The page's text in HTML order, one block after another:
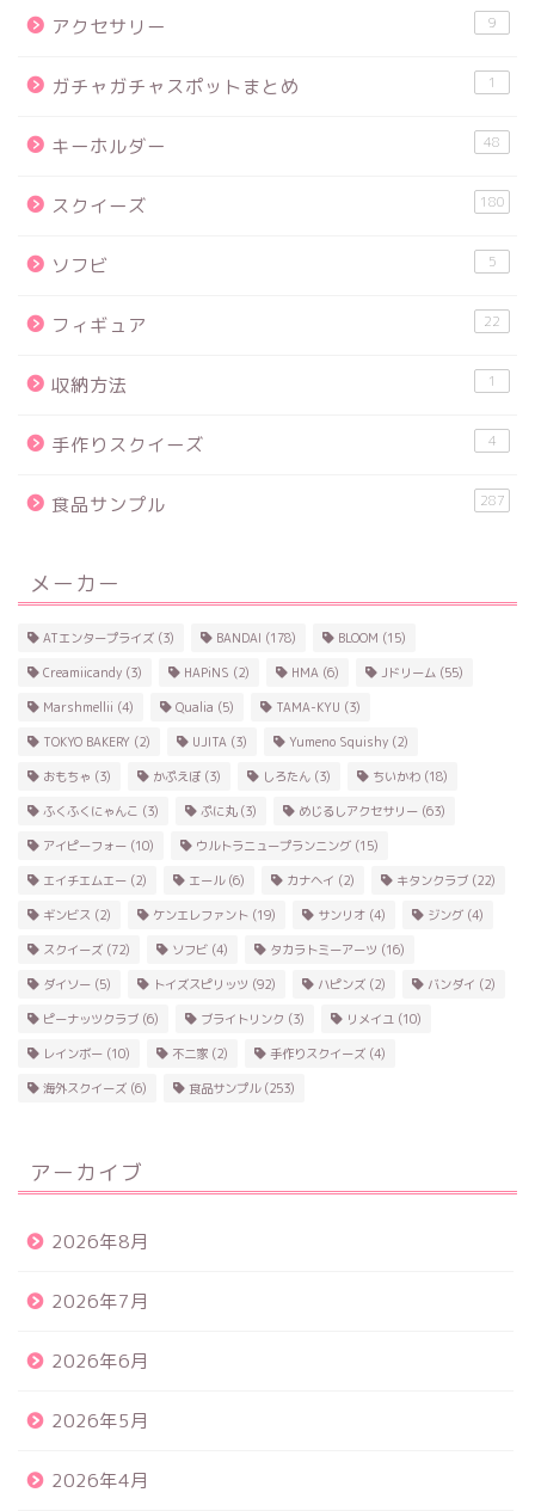
アクセサリー 9
ガチャガチャスポットまとめ 1
キーホルダー 48
スクイーズ 180
ソフビ 5
フィギュア 22
収納方法 1
手作りスクイーズ 4
食品サンプル 287
メーカー
ATエンタープライズ (3) BANDAI (178) BLOOM (15)
Creamiicandy (3) HAPiNS (2) HMA (6) Jドリーム (55)
Marshmellii (4) Qualia (5) TAMA-KYU (3)
TOKYO BAKERY (2) UJITA (3) Yumeno Squishy (2)
おもちゃ (3) かぷえぼ (3) しろたん (3) ちいかわ (18)
ふくふくにゃんこ (3) ぷに丸(3) めじるしアクセサリー (63)
アイピーフォー (10) ウルトラニュープランニング (15)
エイチエムエー (2) エール(6) カナヘイ (2) キタンクラブ (22)
ギンビス (2) ケンエレファント (19) サンリオ (4) ジング (4)
スクイーズ (72) ソフビ (4) タカラトミーアーツ (16)
ダイソー (5) トイズスピリッツ (92) ハピンズ (2) バンダイ (2)
ピーナッツクラブ (6) ブライトリンク (3) リメイユ (10)
レインボー (10) 不二家 (2) 手作りスクイーズ (4)
海外スクイーズ (6) 食品サンプル(253)
アーカイブ
2026年8月
2026年7月
2026年6月
2026年5月
2026年4月